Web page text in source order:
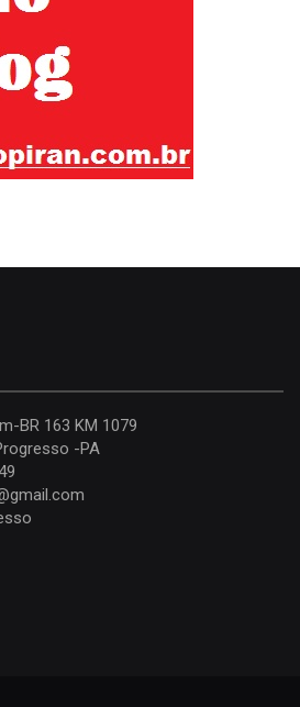
BR 163 KM 1079
-PA